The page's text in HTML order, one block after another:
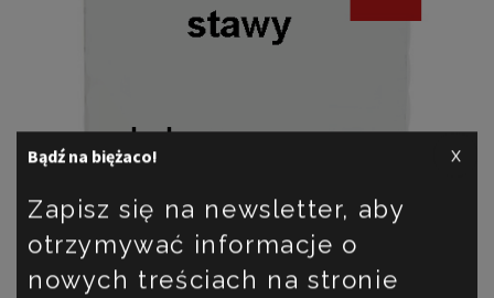
Bądź na biężaco!
Zapisz się na newsletter, aby
otrzymywać informacje o
nowych treściach na stronie
x